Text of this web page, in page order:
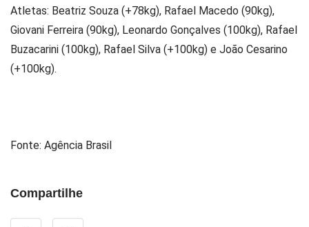
Atletas: Beatriz Souza (+78kg), Rafael Macedo (90kg),
Giovani Ferreira (90kg), Leonardo Gonçalves (100kg), Rafael
Buzacarini (100kg), Rafael Silva (+100kg) e João Cesarino
(+100kg).
Fonte: Agência Brasil
Compartilhe